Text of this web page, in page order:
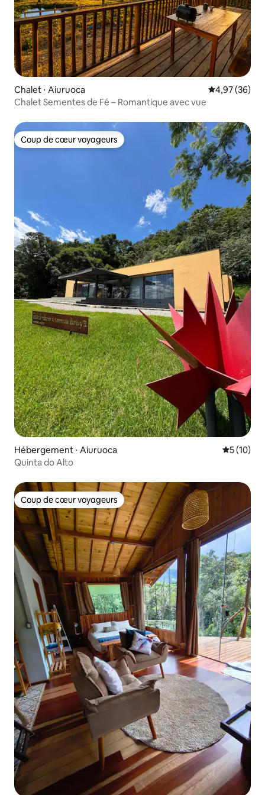
Chalet ⋅ Aiuruoca Évaluation
4,97 (36)
Chalet Sementes de Fé – Romantique avec vue
Coup de cœur voyageurs
Coup de cœur voyageurs
Hébergement ⋅ Aiuruoca
5 (10)
Quinta do Alto
Coup de cœur voyageurs
Coup de cœur voyageurs